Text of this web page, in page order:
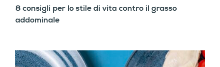
8 consigli per lo stile di vita contro il grasso
addominale